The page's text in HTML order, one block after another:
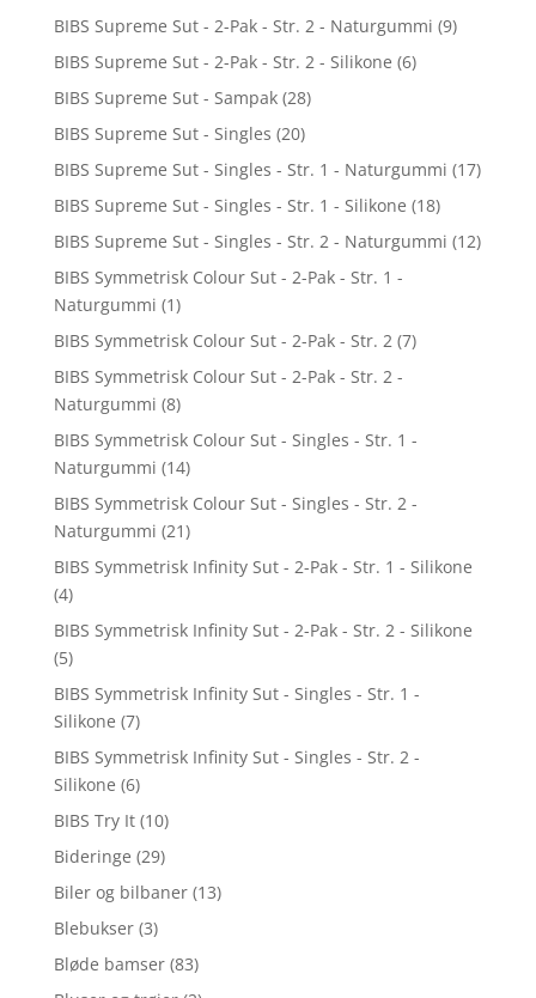
BIBS Supreme Sut - 2-Pak - Str. 2 - Naturgummi (9)
BIBS Supreme Sut - 2-Pak - Str. 2 - Silikone (6)
BIBS Supreme Sut - Sampak (28)
BIBS Supreme Sut - Singles (20)
BIBS Supreme Sut - Singles - Str. 1 - Naturgummi (17)
BIBS Supreme Sut - Singles - Str. 1 - Silikone (18)
BIBS Supreme Sut - Singles - Str. 2 - Naturgummi (12)
BIBS Symmetrisk Colour Sut - 2-Pak - Str. 1 -
Naturgummi (1)
BIBS Symmetrisk Colour Sut - 2-Pak - Str. 2 (7)
BIBS Symmetrisk Colour Sut - 2-Pak - Str. 2 -
Naturgummi (8)
BIBS Symmetrisk Colour Sut - Singles - Str. 1 -
Naturgummi (14)
BIBS Symmetrisk Colour Sut - Singles - Str. 2 -
Naturgummi (21)
BIBS Symmetrisk Infinity Sut - 2-Pak - Str. 1 - Silikone
(4)
BIBS Symmetrisk Infinity Sut - 2-Pak - Str. 2 - Silikone
(5)
BIBS Symmetrisk Infinity Sut - Singles - Str. 1 -
Silikone (7)
BIBS Symmetrisk Infinity Sut - Singles - Str. 2 -
Silikone (6)
BIBS Try It (10)
Bideringe (29)
Biler og bilbaner (13)
Blebukser (3)
Bløde bamser (83)